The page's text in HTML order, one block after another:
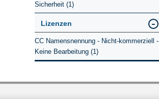
Sicherheit (1)
Lizenzen
CC Namensnennung - Nicht-kommerziell -
Keine Bearbeitung (1)